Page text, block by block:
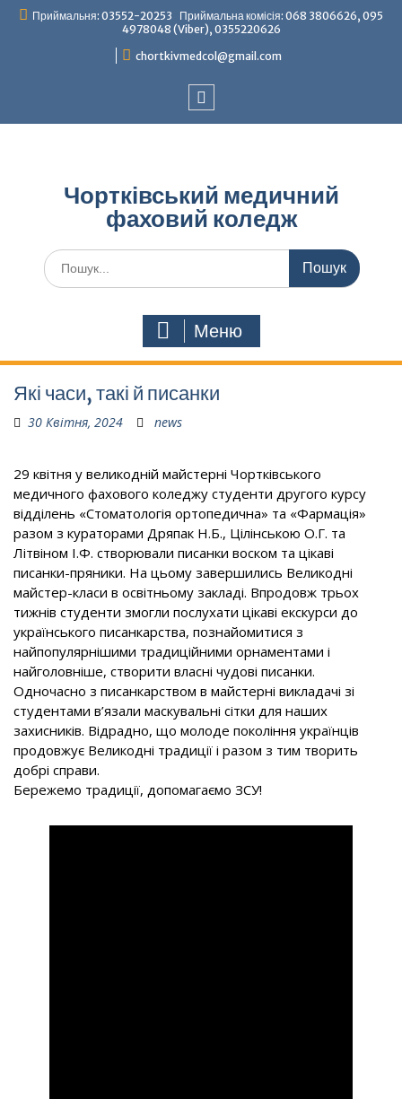
ПерейтиПриймальня: 03552-20253 Приймальна комісія: 068 3806626, 095
4978048 (Viber), 0355220626
chortkivmedcol@gmail.com
Чортківський медичний
фаховий коледж
Шукати:
Меню
Які часи, такі й писанки
30 Квітня, 2024 news
29 квітня у великодній майстерні Чортківського
медичного фахового коледжу студенти другого курсу
відділень «Стоматологія ортопедична» та «Фармація»
разом з кураторами Дряпак Н.Б., Цілінською О.Г. та
Літвіном І.Ф. створювали писанки воском та цікаві
писанки-пряники. На цьому завершились Великодні
майстер-класи в освітньому закладі. Впродовж трьох
тижнів студенти змогли послухати цікаві екскурси до
українського писанкарства, познайомитися з
найпопулярнішими традиційними орнаментами і
найголовніше, створити власні чудові писанки.
Одночасно з писанкарством в майстерні викладачі зі
студентами в’язали маскувальні сітки для наших
захисників. Відрадно, що молоде покоління українців
продовжує Великодні традиції і разом з тим творить
добрі справи.
Бережемо традиції, допомагаємо ЗСУ!